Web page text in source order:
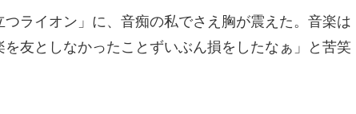
ライオン」に、音痴の私でさえ胸が震えた。音楽は
友としなかったことずいぶん損をしたなぁ」と苦笑